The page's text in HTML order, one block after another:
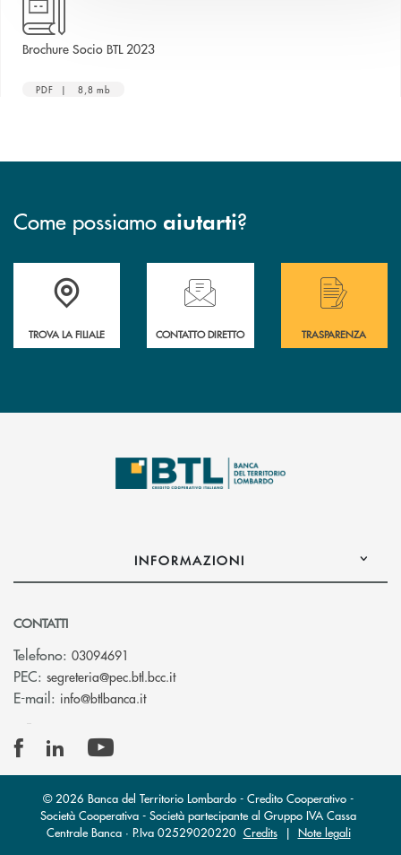
Brochure Socio BTL 2023apre una nuova finestra
PDF | 8,8 mb
Come possiamo aiutarti?
Accedi all' elenco completo delle filiali .
TROVA LA FILIALE
Hai bisogno di assistenza immediata?
CONTATTO DIRETTO
Hai bisogno di
TRASPARENZA
INFORMAZIONI
CONTATTI
Telefono: 03094691
PEC: segreteria@pec.btl.bcc.it(si apre l’app di posta elettronica)
E-mail: info@btlbanca.it(si apre l’app di posta elettronica)
© 2026 Banca del Territorio Lombardo - Credito Cooperativo -
Società Cooperativa - Società partecipante al Gruppo IVA Cassa
Centrale Banca · P.Iva 02529020220 Credits| Note legali